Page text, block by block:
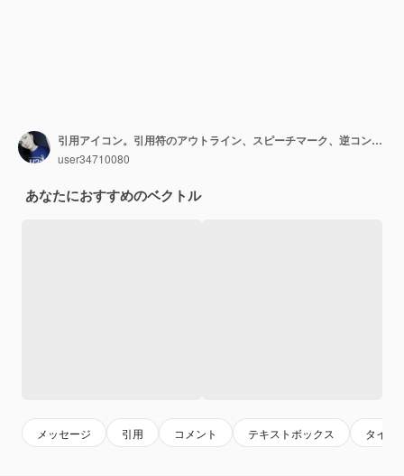
引用アイコン。引用符のアウトライン、スピーチマーク、逆コンマ、空白。テキストは空白です。ベクトルEPS10。背景に分離。
user34710080
あなたにおすすめのベクトル
メッセージ 引用 コメント テキストボックス タイポ